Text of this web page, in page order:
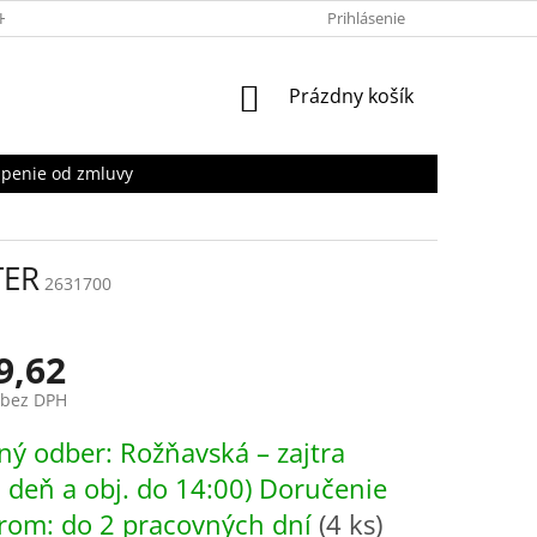
OSOBNÝCH ÚDAJOV Prihlásenie
NÁKUPNÝ
Prázdny košík
od zmluvy
2631700
DPH
odber: Rožňavská – zajtra
deň a obj. do 14:00) Doručenie
do 2 pracovných dní (4 ks)